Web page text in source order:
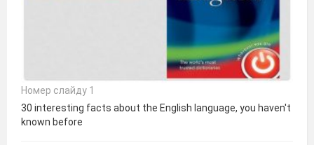
Номер слайду 1
30 interesting facts about the English language, you haven't
known before